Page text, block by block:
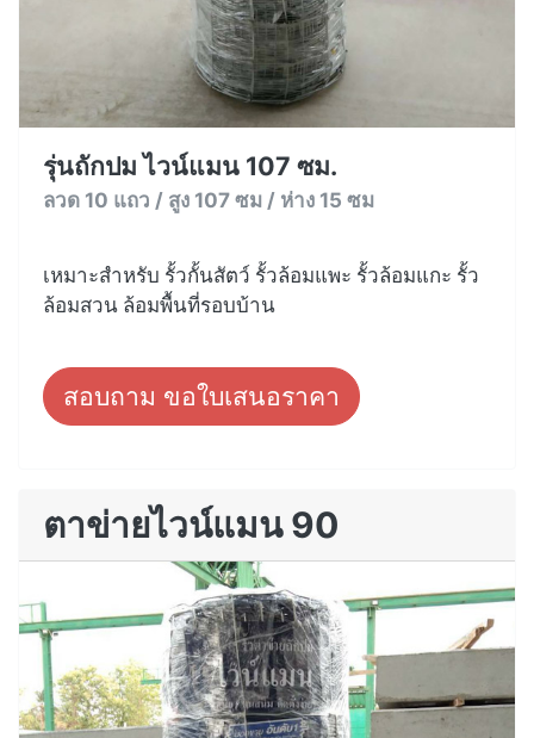
รุ่นถักปม ไวน์แมน 107 ซม.
ลวด 10 แถว / สูง 107 ซม / ห่าง 15 ซม
เหมาะสำหรับ รั้วกั้นสัตว์ รั้วล้อมแพะ รั้วล้อมแกะ รั้ว
ล้อมสวน ล้อมพื้นที่รอบบ้าน
สอบถาม ขอใบเสนอราคา
ตาข่ายไวน์แมน 90